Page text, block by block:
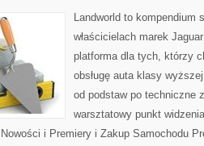
Landworld to kompendium
właścicielach marek
platforma dla tych, którzy
obsługę auta klasy
od podstaw po techniczne
warsztatowy punkt
i Premiery i Zakup Samochodu